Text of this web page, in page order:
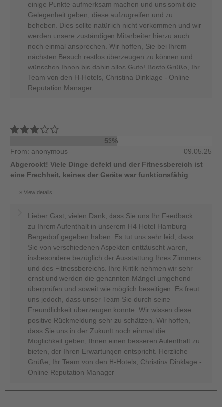
einige Punkte aufmerksam machen und uns somit die
Gelegenheit geben, diese aufzugreifen und zu
beheben. Dies sollte natürlich nicht vorkommen und wir
werden unsere zuständigen Mitarbeiter hierzu auch
noch einmal ansprechen. Wir hoffen, Sie bei Ihrem
nächsten Besuch restlos überzeugen zu können und
wünschen Ihnen bis dahin alles Gute! Beste Grüße, Ihr
Team von den H-Hotels, Christina Dinklage - Online
Reputation Manager
53%
From: anonymous
09.05.25
Abgerockt! Viele Dinge defekt und der Fitnessbereich ist
eine Frechheit, keines der Geräte war funktionsfähig
View details
Lieber Gast, vielen Dank, dass Sie uns Ihr Feedback
zu Ihrem Aufenthalt in unserem H4 Hotel Hamburg
Bergedorf gegeben haben. Es tut uns sehr leid, dass
Sie von verschiedenen Aspekten enttäuscht waren,
insbesondere bezüglich der Ausstattung Ihres Zimmers
und des Fitnessbereichs. Ihre Kritik nehmen wir sehr
ernst und werden die genannten Mängel umgehend
überprüfen und soweit wie möglich beseitigen. Es freut
uns jedoch, dass unser Team Sie durch seine
Freundlichkeit überzeugen konnte. Wir wissen diese
positive Rückmeldung sehr zu schätzen. Wir hoffen,
dass Sie uns in der Zukunft noch einmal die
Möglichkeit geben, Ihnen einen besseren Aufenthalt zu
bieten, der Ihren Erwartungen entspricht. Herzliche
Grüße, Ihr Team von den H-Hotels, Christina Dinklage -
Online Reputation Manager